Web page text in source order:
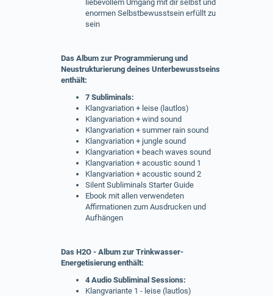
liebevollem Umgang mit dir selbst und
enormen Selbstbewusstsein erfüllt zu
sein
Das Album zur Programmierung und
Neustrukturierung deines Unterbewusstseins
enthält:
7 Subliminals:
Klangvariation + leise (lautlos)
Klangvariation + wind sound
Klangvariation + summer rain sound
Klangvariation + jungle sound
Klangvariation + beach waves sound
Klangvariation + acoustic sound 1
Klangvariation + acoustic sound 2
Silent Subliminals Starter Guide
Ebook mit allen verwendeten
Affirmationen zum Ausdrucken und
Aufhängen
Das H2O - Album zur Trinkwasser-
Energetisierung enthält:
4 Audio Subliminal Sessions:
Klangvariante 1 - leise (lautlos)